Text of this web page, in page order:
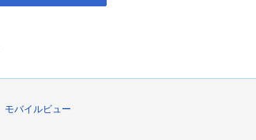
モバイルビュー